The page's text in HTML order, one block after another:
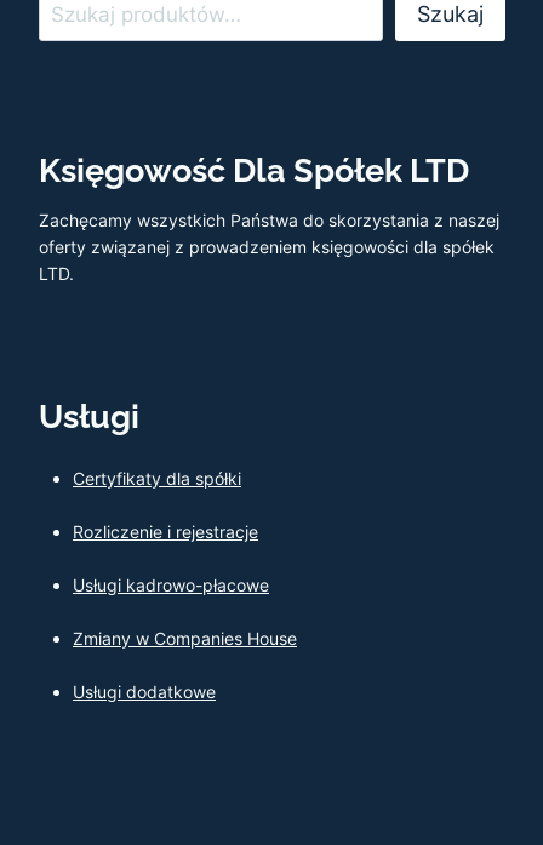
Szukaj
Księgowość Dla Spółek LTD
Zachęcamy wszystkich Państwa do skorzystania z naszej
oferty związanej z prowadzeniem księgowości dla spółek
LTD.
Usługi
Certyfikaty dla spółki
Rozliczenie i rejestracje
Usługi kadrowo-płacowe
Zmiany w Companies House
Usługi dodatkowe